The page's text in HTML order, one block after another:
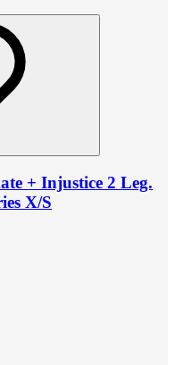
+ Injustice 2 Leg.
X/S